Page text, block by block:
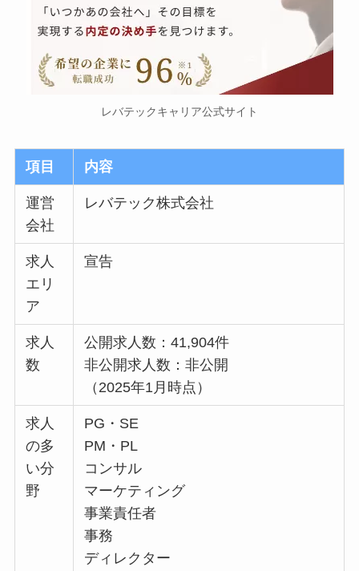
レバテックキャリア公式サイト
項目 内容
運営
会社
レバテック株式会社
求人
エリ
ア
宣告
求人
数
公開求人数：41,904件
非公開求人数：非公開
（2025年1月時点）
求人
の多
い分
野
PG・SE
PM・PL
コンサル
マーケティング
事業責任者
事務
ディレクター